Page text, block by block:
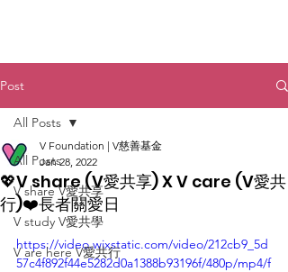
Post
All Posts
V share V愛共享
V study V愛共學
V are here V愛共行
All Posts
💖V share (V愛共享) X V care (V愛共
行)❤️長者關愛日
V Foundation | V慈善基金
Jan 28, 2022
https://video.wixstatic.com/video/212cb9_5d
57c4f892f44e5282d0a1388b93196f/480p/mp4/f